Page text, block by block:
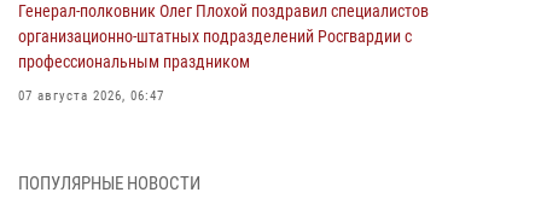
Генерал-полковник Олег Плохой поздравил специалистов
организационно-штатных подразделений Росгвардии с
профессиональным праздником
07 августа 2026, 06:47
Всероссийском семинаре в Нижнем Новгороде (видео)
ПОПУЛЯРНЫЕ НОВОСТИ